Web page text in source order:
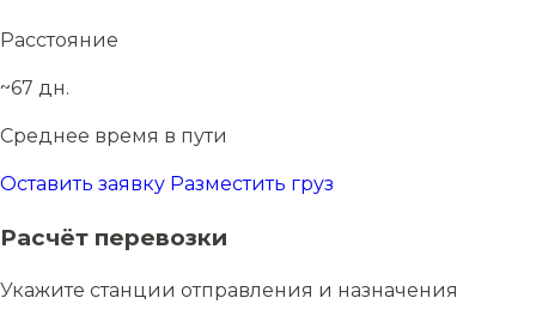
Расстояние
~67 дн.
Среднее время в пути
Оставить заявку Разместить груз
Расчёт перевозки
Укажите станции отправления и назначения